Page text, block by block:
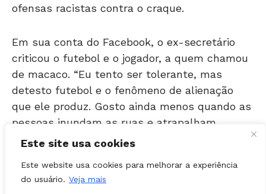
Este site usa cookies
Este website usa cookies para melhorar a experiência
do usuário. Veja mais
criticou o futebol e o jogador, a quem chamou
de macaco. “Eu tento ser tolerante, mas
detesto futebol e o fenômeno de alienação
que ele produz. Gosto ainda menos quando as
pessoas inundam as ruas e atrapalham
cidadãos que querem voltar para casa. E tudo
O clube condenou a atitude do político, que